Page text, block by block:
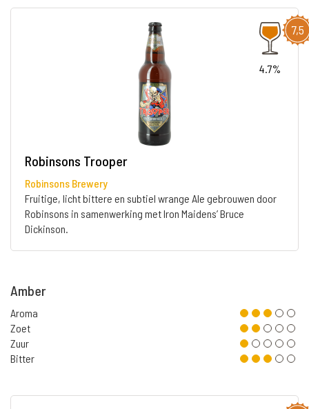
7,5
4.7%
Robinsons Trooper
Robinsons Brewery
Fruitige, licht bittere en subtiel wrange Ale gebrouwen door
Robinsons in samenwerking met Iron Maidens’ Bruce
Dickinson.
Amber
Aroma
Zoet
Zuur
Bitter